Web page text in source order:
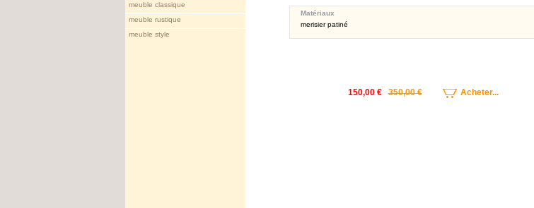
meuble classique
meuble rustique
meuble style
Matériaux
merisier patiné
150,00 € 350,00 € Acheter...